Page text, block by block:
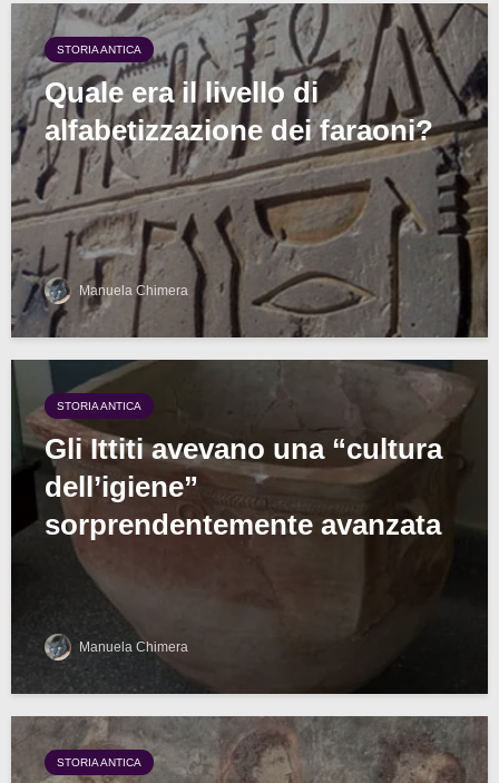
STORIA ANTICA
Quale era il livello di
alfabetizzazione dei faraoni?
Manuela Chimera
STORIA ANTICA
Gli Ittiti avevano una “cultura
dell’igiene”
sorprendentemente avanzata
Manuela Chimera
STORIA ANTICA